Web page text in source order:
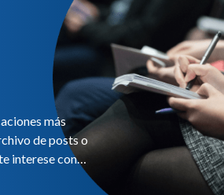
más
de posts o
interese con